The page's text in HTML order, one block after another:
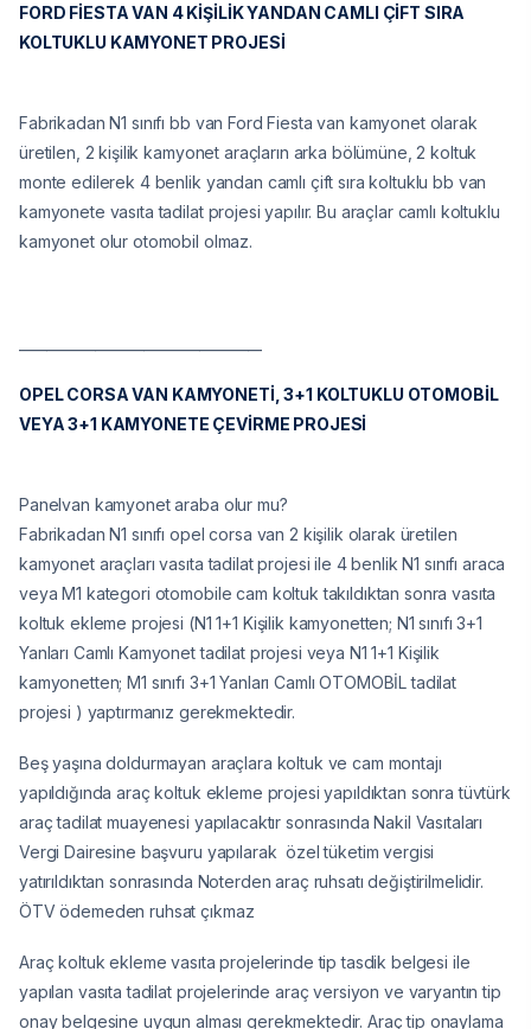
FORD FİESTA VAN 4 KİŞİLİK YANDAN CAMLI ÇİFT SIRA
KOLTUKLU KAMYONET PROJESİ
Fabrikadan N1 sınıfı bb van Ford Fiesta van kamyonet olarak
üretilen, 2 kişilik kamyonet araçların arka bölümüne, 2 koltuk
monte edilerek 4 benlik yandan camlı çift sıra koltuklu bb van
kamyonete vasıta tadilat projesi yapılır. Bu araçlar camlı koltuklu
kamyonet olur otomobil olmaz.
OPEL CORSA VAN KAMYONETİ, 3+1 KOLTUKLU OTOMOBİL
VEYA 3+1 KAMYONETE ÇEVİRME PROJESİ
Panelvan kamyonet araba olur mu?
Fabrikadan N1 sınıfı opel corsa van 2 kişilik olarak üretilen
kamyonet araçları vasıta tadilat projesi ile 4 benlik N1 sınıfı araca
veya M1 kategori otomobile cam koltuk takıldıktan sonra vasıta
koltuk ekleme projesi (N1 1+1 Kişilik kamyonetten; N1 sınıfı 3+1
Yanları Camlı Kamyonet tadilat projesi veya N1 1+1 Kişilik
kamyonetten; M1 sınıfı 3+1 Yanları Camlı OTOMOBİL tadilat
projesi ) yaptırmanız gerekmektedir.
Beş yaşına doldurmayan araçlara koltuk ve cam montajı
yapıldığında araç koltuk ekleme projesi yapıldıktan sonra tüvtürk
araç tadilat muayenesi yapılacaktır sonrasında Nakil Vasıtaları
Vergi Dairesine başvuru yapılarak özel tüketim vergisi
yatırıldıktan sonrasında Noterden araç ruhsatı değiştirilmelidir.
ÖTV ödemeden ruhsat çıkmaz
Araç koltuk ekleme vasıta projelerinde tip tasdik belgesi ile
yapılan vasıta tadilat projelerinde araç versiyon ve varyantın tip
onay belgesine uygun alması gerekmektedir. Araç tip onaylama